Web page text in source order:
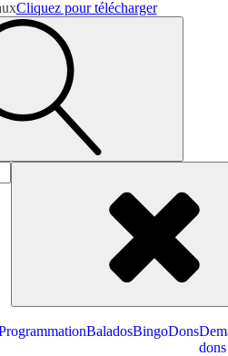
Cliquez pour télécharger
BaladosBingoDons
dons